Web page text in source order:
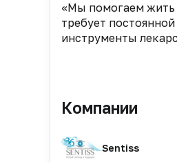
«Мы помогаем жить
требует
инструменты
Компании
Sentiss